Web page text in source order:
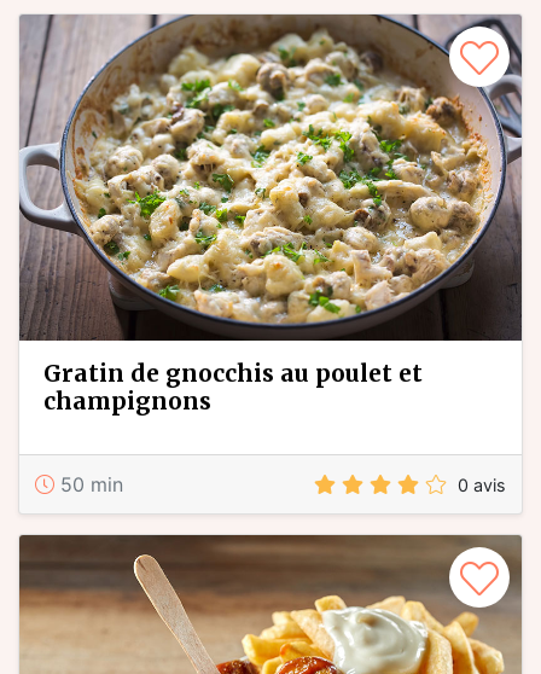
gratin de gnocchis au poulet et
champignons
50 min 0 avis